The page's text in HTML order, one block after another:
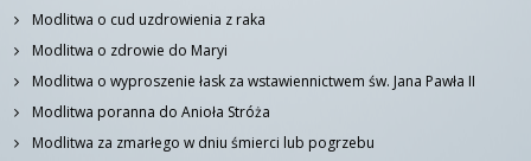
Modlitwa o cud uzdrowienia z raka
Modlitwa o zdrowie do Maryi
Modlitwa o wyproszenie łask za wstawiennictwem św. Jana Pawła II
Modlitwa poranna do Anioła Stróża
Modlitwa za zmarłego w dniu śmierci lub pogrzebu